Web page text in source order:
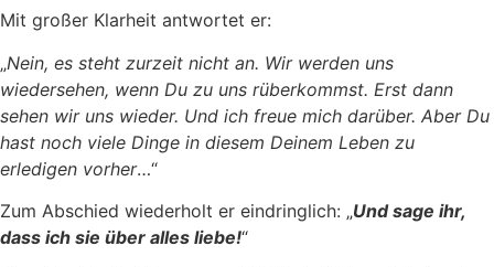
Mit großer Klarheit antwortet er:
„Nein, es steht zurzeit nicht an. Wir werden uns
wiedersehen, wenn Du zu uns rüberkommst. Erst dann
sehen wir uns wieder. Und ich freue mich darüber. Aber Du
hast noch viele Dinge in diesem Deinem Leben zu
erledigen vorher…“
Zum Abschied wiederholt er eindringlich: „Und sage ihr,
dass ich sie über alles liebe!“